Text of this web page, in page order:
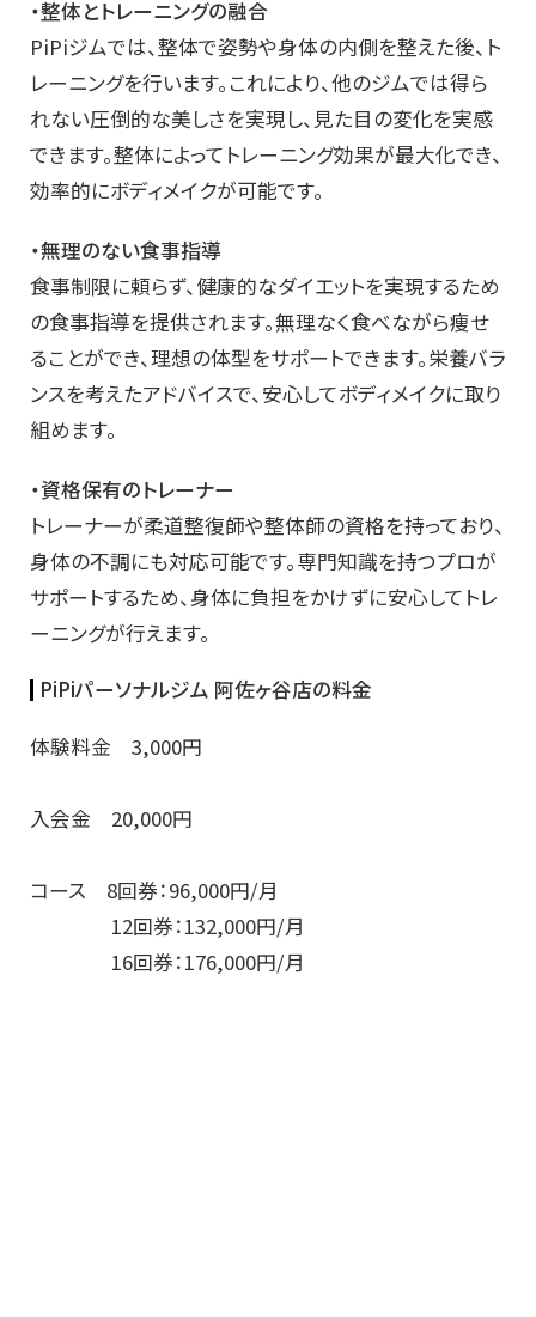
・整体とトレーニングの融合
PiPiジムでは、整体で姿勢や身体の内側を整えた後、ト
レーニングを行います。これにより、他のジムでは得ら
れない圧倒的な美しさを実現し、見た目の変化を実感
できます。整体によってトレーニング効果が最大化でき、
効率的にボディメイクが可能です。
・無理のない食事指導
食事制限に頼らず、健康的なダイエットを実現するため
の食事指導を提供されます。無理なく食べながら痩せ
ることができ、理想の体型をサポートできます。栄養バラ
ンスを考えたアドバイスで、安心してボディメイクに取り
組めます。
・資格保有のトレーナー
トレーナーが柔道整復師や整体師の資格を持っており、
身体の不調にも対応可能です。専門知識を持つプロが
サポートするため、身体に負担をかけずに安心してトレ
ーニングが行えます。
PiPiパーソナルジム 阿佐ヶ谷店の料金
体験料金 3,000円
入会金 20,000円
コース 8回券：96,000円/月
12回券：132,000円/月
16回券：176,000円/月